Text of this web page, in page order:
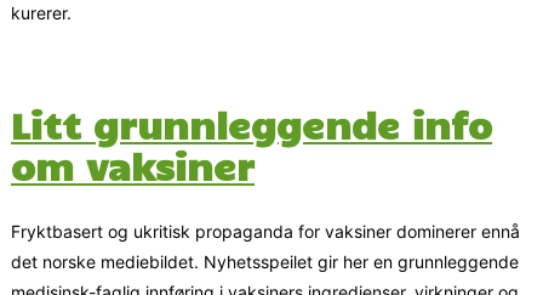
kurerer.
Litt grunnleggende info
om vaksiner
Fryktbasert og ukritisk propaganda for vaksiner dominerer ennå
det norske mediebildet. Nyhetsspeilet gir her en grunnleggende